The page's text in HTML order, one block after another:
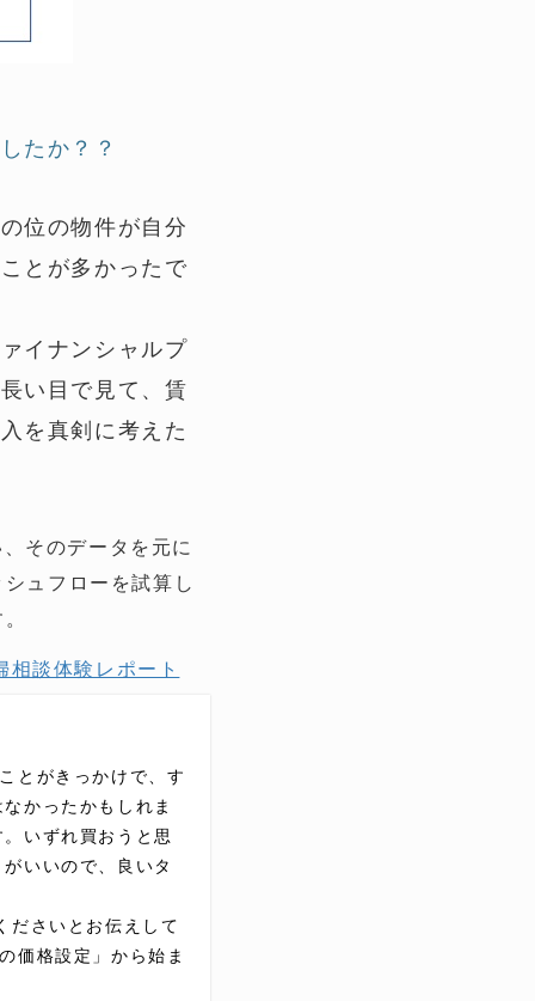
たか？？
位の物件が自分
とが多かったで
イナンシャルプ
い目で見て、賃
を真剣に考えた
そのデータを元に
ュフローを試算し
談体験レポート
とがきっかけで、す
かったかもしれま
いずれ買おうと思
いいので、良いタ
ださいとお伝えして
価格設定」から始ま